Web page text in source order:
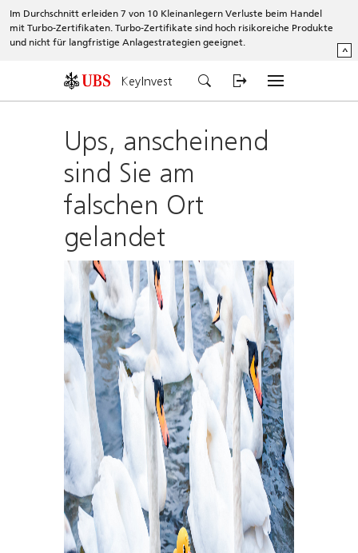
Im Durchschnitt erleiden 7 von 10 Kleinanlegern Verluste beim Handel
mit Turbo-Zertifikaten. Turbo-Zertifikate sind hoch risikoreiche Produkte
und nicht für langfristige Anlagestrategien geeignet.
^
KeyInvest
Ups, anscheinend
sind Sie am
falschen Ort
gelandet